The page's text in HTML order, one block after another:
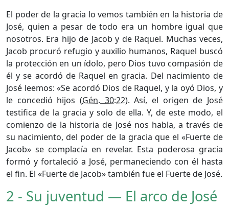
El poder de la gracia lo vemos también en la historia de
José, quien a pesar de todo era un hombre igual que
nosotros. Era hijo de Jacob y de Raquel. Muchas veces,
Jacob procuró refugio y auxilio humanos, Raquel buscó
la protección en un ídolo, pero Dios tuvo compasión de
él y se acordó de Raquel en gracia. Del nacimiento de
José leemos: «Se acordó Dios de Raquel, y la oyó Dios, y
le concedió hijos (Gén. 30:22). Así, el origen de José
testifica de la gracia y solo de ella. Y, de este modo, el
comienzo de la historia de José nos habla, a través de
su nacimiento, del poder de la gracia que el «Fuerte de
Jacob» se complacía en revelar. Esta poderosa gracia
formó y fortaleció a José, permaneciendo con él hasta
el fin. El «Fuerte de Jacob» también fue el Fuerte de José.
2 - Su juventud — El arco de José